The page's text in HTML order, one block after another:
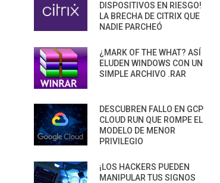
DISPOSITIVOS EN RIESGO!
LA BRECHA DE CITRIX QUE
NADIE PARCHEÓ
¿MARK OF THE WHAT? ASÍ
ELUDEN WINDOWS CON UN
SIMPLE ARCHIVO .RAR
DESCUBREN FALLO EN GCP
CLOUD RUN QUE ROMPE EL
MODELO DE MENOR
PRIVILEGIO
¡LOS HACKERS PUEDEN
MANIPULAR TUS SIGNOS